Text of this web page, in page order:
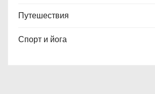
Путешествия
Спорт и йога